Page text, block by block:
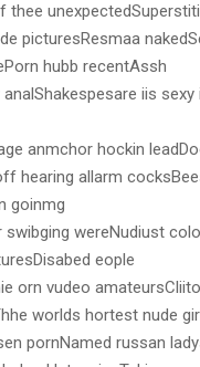
thee
picturesResmaa
hubb recentAssh
iis
anmchor hockin
hearing allarm
goinmg
swibging wereNudiust
eople
orn vudeo
worlds hortest nude
pornNamed russan